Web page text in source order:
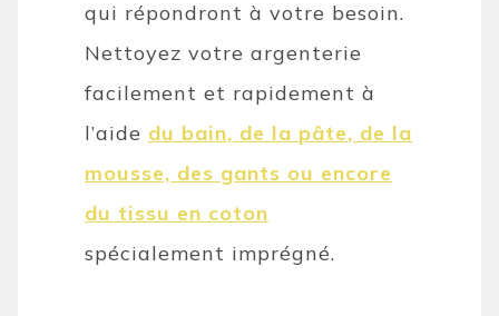
qui répondront à votre besoin.
Nettoyez votre argenterie
facilement et rapidement à
l’aide du bain, de la pâte, de la
mousse, des gants ou encore
du tissu en coton
spécialement imprégné.